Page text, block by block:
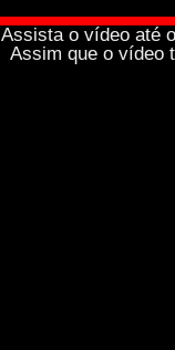
Assista o vídeo até
Assim que o vídeo